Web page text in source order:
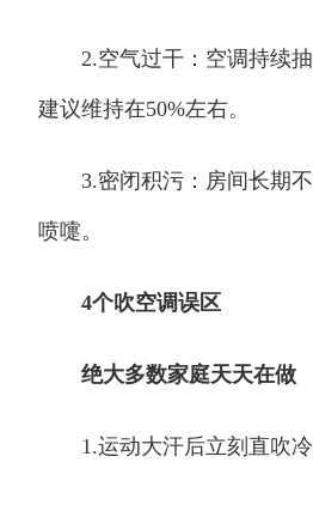
2.空气过干：空调持续抽
建议维持在50%左右。
3.密闭积污：房间长期不
喷嚏。
4个吹空调误区
绝大多数家庭天天在做
1.运动大汗后立刻直吹